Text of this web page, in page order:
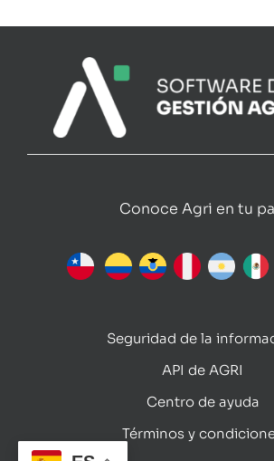
Conoce Agri en tu
Seguridad de la
API de AGRI
Centro de ayuda
Términos y